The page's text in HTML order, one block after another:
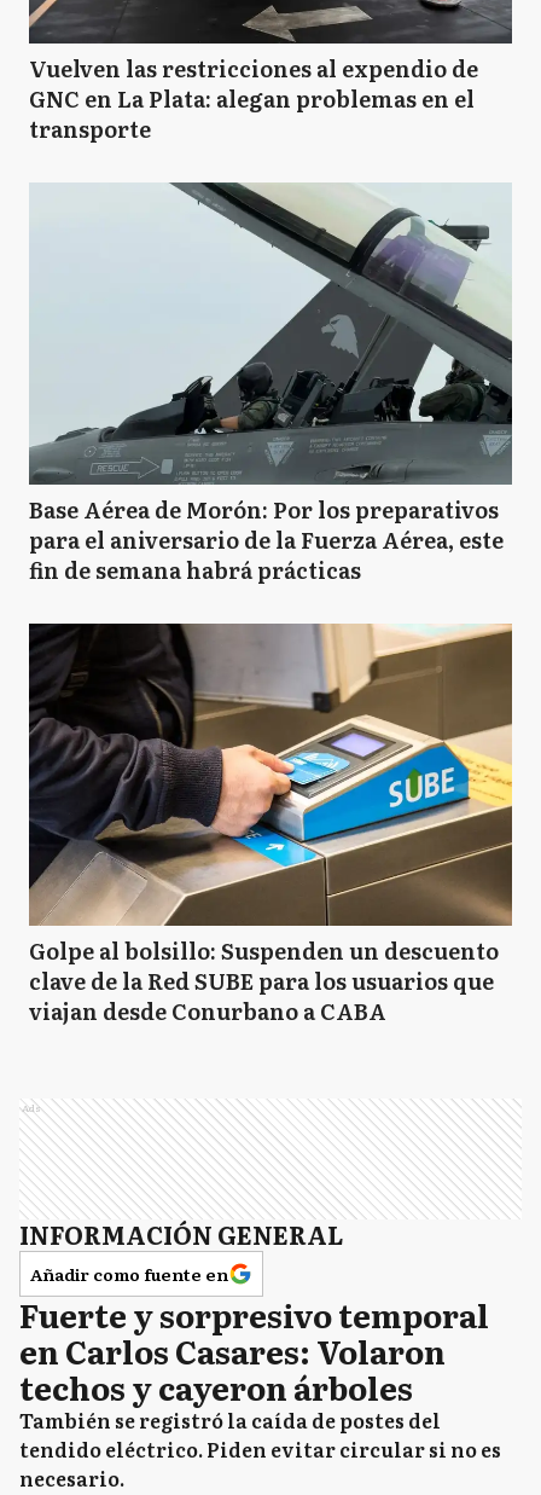
Vuelven las restricciones al expendio de
GNC en La Plata: alegan problemas en el
transporte
Base Aérea de Morón: Por los preparativos
para el aniversario de la Fuerza Aérea, este
fin de semana habrá prácticas
Golpe al bolsillo: Suspenden un descuento
clave de la Red SUBE para los usuarios que
viajan desde Conurbano a CABA
Ads
INFORMACIÓN GENERAL
Añadir como fuente en
Fuerte y sorpresivo temporal
en Carlos Casares: Volaron
techos y cayeron árboles
También se registró la caída de postes del
tendido eléctrico. Piden evitar circular si no es
necesario.